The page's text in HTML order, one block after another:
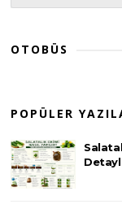
OTOBÜS
POPÜLER